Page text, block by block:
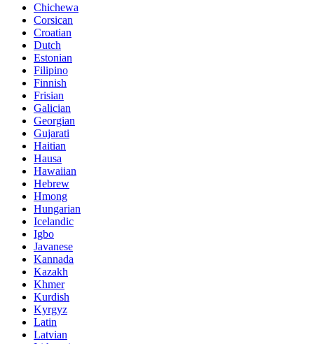
Chichewa
Corsican
Croatian
Dutch
Estonian
Filipino
Finnish
Frisian
Galician
Georgian
Gujarati
Haitian
Hausa
Hawaiian
Hebrew
Hmong
Hungarian
Icelandic
Igbo
Javanese
Kannada
Kazakh
Khmer
Kurdish
Kyrgyz
Latin
Latvian